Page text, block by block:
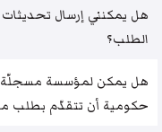
هل يمكنني إرسال
الطلب؟
هل يمكن لمؤسسة مسجلّة
حكومية أن تتقدّم بطلب